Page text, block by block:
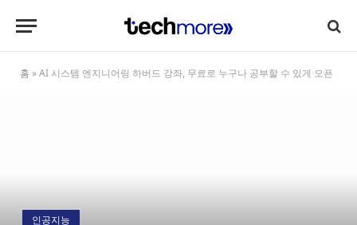
홈 »AI 시스템 엔지니어링 하버드 강좌, 무료로 누구나 공부할 수 있게 오픈
인공지능